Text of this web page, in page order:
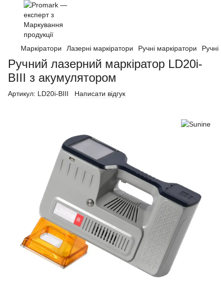
Маркіратори Лазерні маркіратори Ручні маркіратори
Ручний лазерний маркіратор LD20i-
BIII з акумулятором
Артикул: LD20i-BIII Написати відгук